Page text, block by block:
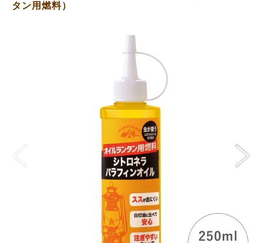
タン用燃料）